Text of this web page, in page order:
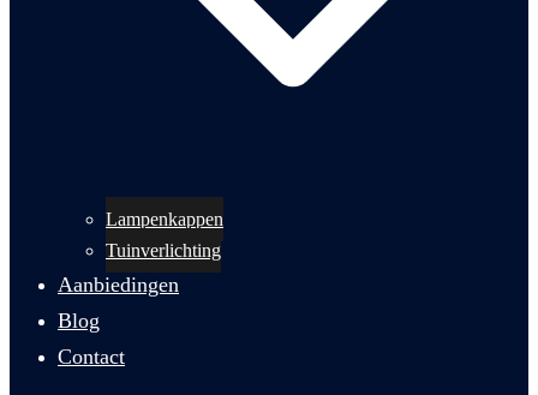
Lampenkappen
Tuinverlichting
Aanbiedingen
Blog
Contact